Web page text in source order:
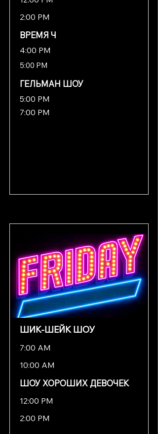
2:00 PM
ВРЕМЯ Ч
4:00 PM
5:00 PM
ГЕЛЬМАН ШОУ
5:00 PM
7:00 PM
ШИК-ШЕЙК ШОУ
7:00 AM
10:00 AM
ШОУ ХОРОШИХ ДЕВОЧЕК
12:00 PM
2:00 PM